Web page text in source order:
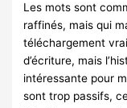
Les mots sont
raffinés, mais qui
téléchargement
d’écriture, mais
intéressante pour
sont trop passifs,